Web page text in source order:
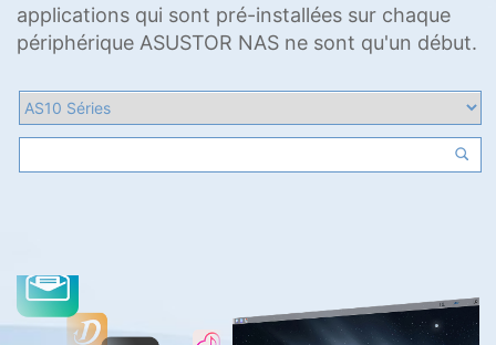
applications qui sont pré-installées sur chaque
périphérique ASUSTOR NAS ne sont qu'un début.